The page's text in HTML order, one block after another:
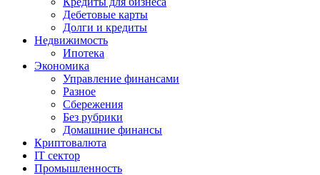
Дебетовые карты
Долги и кредиты
Недвижимость
Ипотека
Экономика
Управление финансами
Разное
Сбережения
Без рубрики
Домашние финансы
Криптовалюта
IT сектор
Промышленность